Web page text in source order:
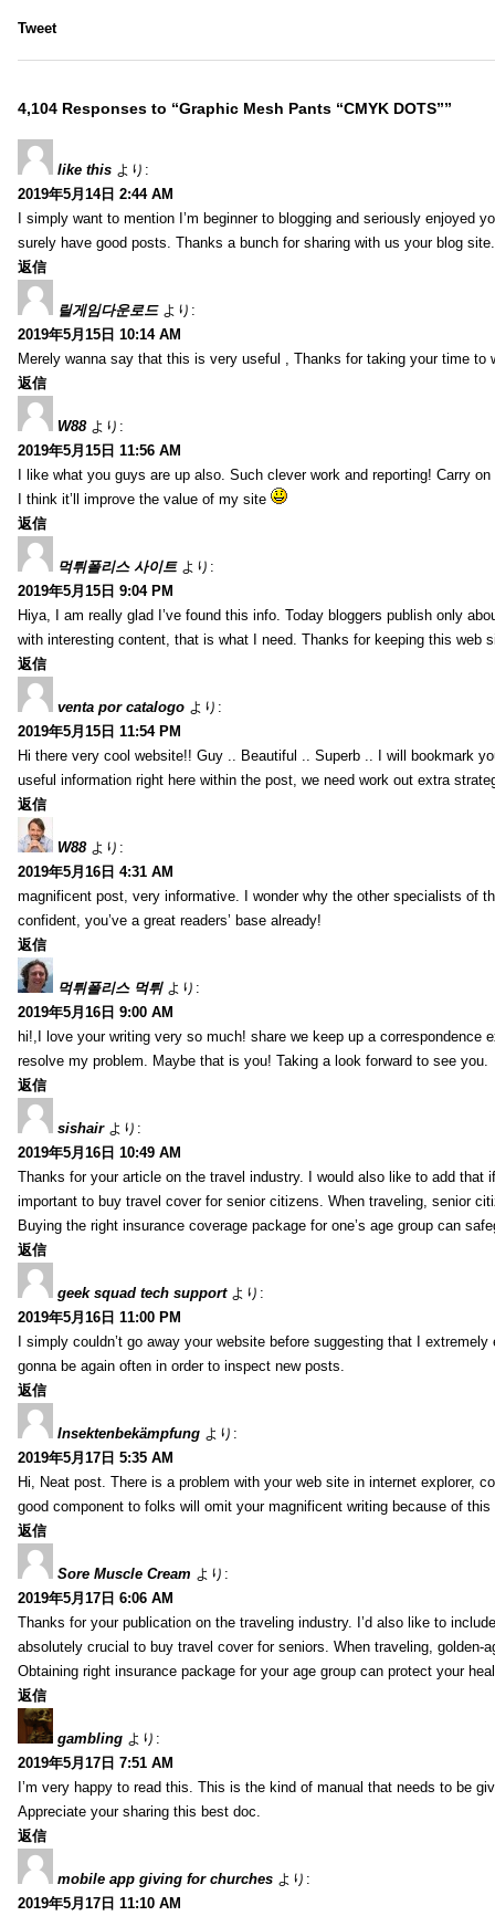
Tweet
4,104 Responses to “Graphic Mesh Pants “CMYK DOTS””
like this より:
2019年5月14日 2:44 AM
I simply want to mention I’m beginner to blogging and seriously enjoyed
surely have good posts. Thanks a bunch for sharing with us your blog site.
返信
릴게임다운로드 より:
2019年5月15日 10:14 AM
Merely wanna say that this is very useful , Thanks for taking your time to
返信
W88 より:
2019年5月15日 11:56 AM
I like what you guys are up also. Such clever work and reporting! Carry
I think it’ll improve the value of my site
返信
먹튀폴리스 사이트 より:
2019年5月15日 9:04 PM
Hiya, I am really glad I’ve found this info. Today bloggers publish only
with interesting content, that is what I need. Thanks for keeping this
返信
venta por catalogo より:
2019年5月15日 11:54 PM
Hi there very cool website!! Guy .. Beautiful .. Superb .. I will bookmark
useful information right here within the post, we need work out extra
返信
W88 より:
2019年5月16日 4:31 AM
magnificent post, very informative. I wonder why the other specialists of
confident, you’ve a great readers’ base already!
返信
먹튀폴리스 먹튀 より:
2019年5月16日 9:00 AM
hi!,I love your writing very so much! share we keep up a correspondence
resolve my problem. Maybe that is you! Taking a look forward to see you.
返信
sishair より:
2019年5月16日 10:49 AM
Thanks for your article on the travel industry. I would also like to add that
important to buy travel cover for senior citizens. When traveling, senior
Buying the right insurance coverage package for one’s age group can
返信
geek squad tech support より:
2019年5月16日 11:00 PM
I simply couldn’t go away your website before suggesting that I
gonna be again often in order to inspect new posts.
返信
Insektenbekämpfung より:
2019年5月17日 5:35 AM
Hi, Neat post. There is a problem with your web site in internet explorer,
good component to folks will omit your magnificent writing because of this
返信
Sore Muscle Cream より:
2019年5月17日 6:06 AM
Thanks for your publication on the traveling industry. I’d also like to
absolutely crucial to buy travel cover for seniors. When traveling, golden-
Obtaining right insurance package for your age group can protect your
返信
gambling より:
2019年5月17日 7:51 AM
I’m very happy to read this. This is the kind of manual that needs to be
Appreciate your sharing this best doc.
返信
mobile app giving for churches より:
2019年5月17日 11:10 AM